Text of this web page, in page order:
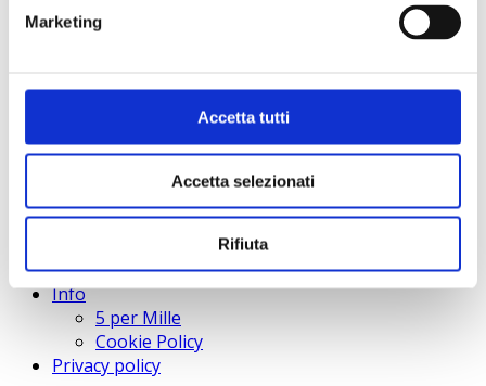
Marketing
Accetta tutti
Accetta selezionati
Rifiuta
disabili
Accr. disabili
sensoriali
domicilio
Centro Giovani - S.
Mauro Torinese
Info
5 per Mille
Cookie Policy
Privacy policy